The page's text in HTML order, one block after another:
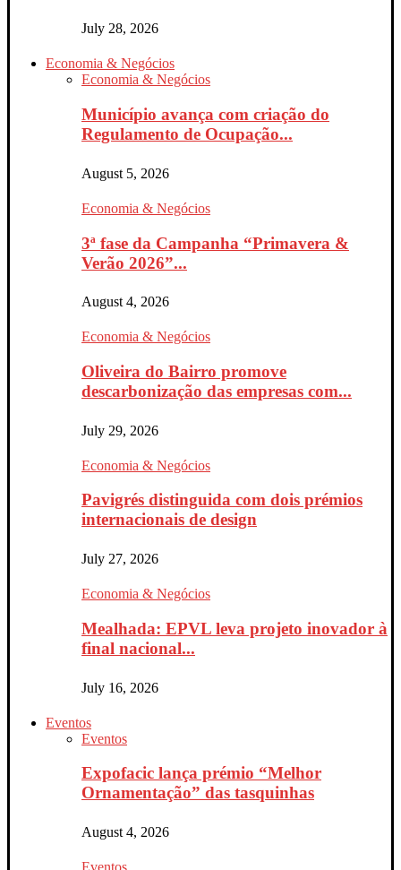
July 28, 2026
Economia & Negócios
Economia & Negócios
Município avança com criação do
Regulamento de Ocupação...
August 5, 2026
Economia & Negócios
3ª fase da Campanha “Primavera &
Verão 2026”...
August 4, 2026
Economia & Negócios
Oliveira do Bairro promove
descarbonização das empresas com...
July 29, 2026
Economia & Negócios
Pavigrés distinguida com dois prémios
internacionais de design
July 27, 2026
Economia & Negócios
Mealhada: EPVL leva projeto inovador à
final nacional...
July 16, 2026
Eventos
Eventos
Expofacic lança prémio “Melhor
Ornamentação” das tasquinhas
August 4, 2026
Eventos